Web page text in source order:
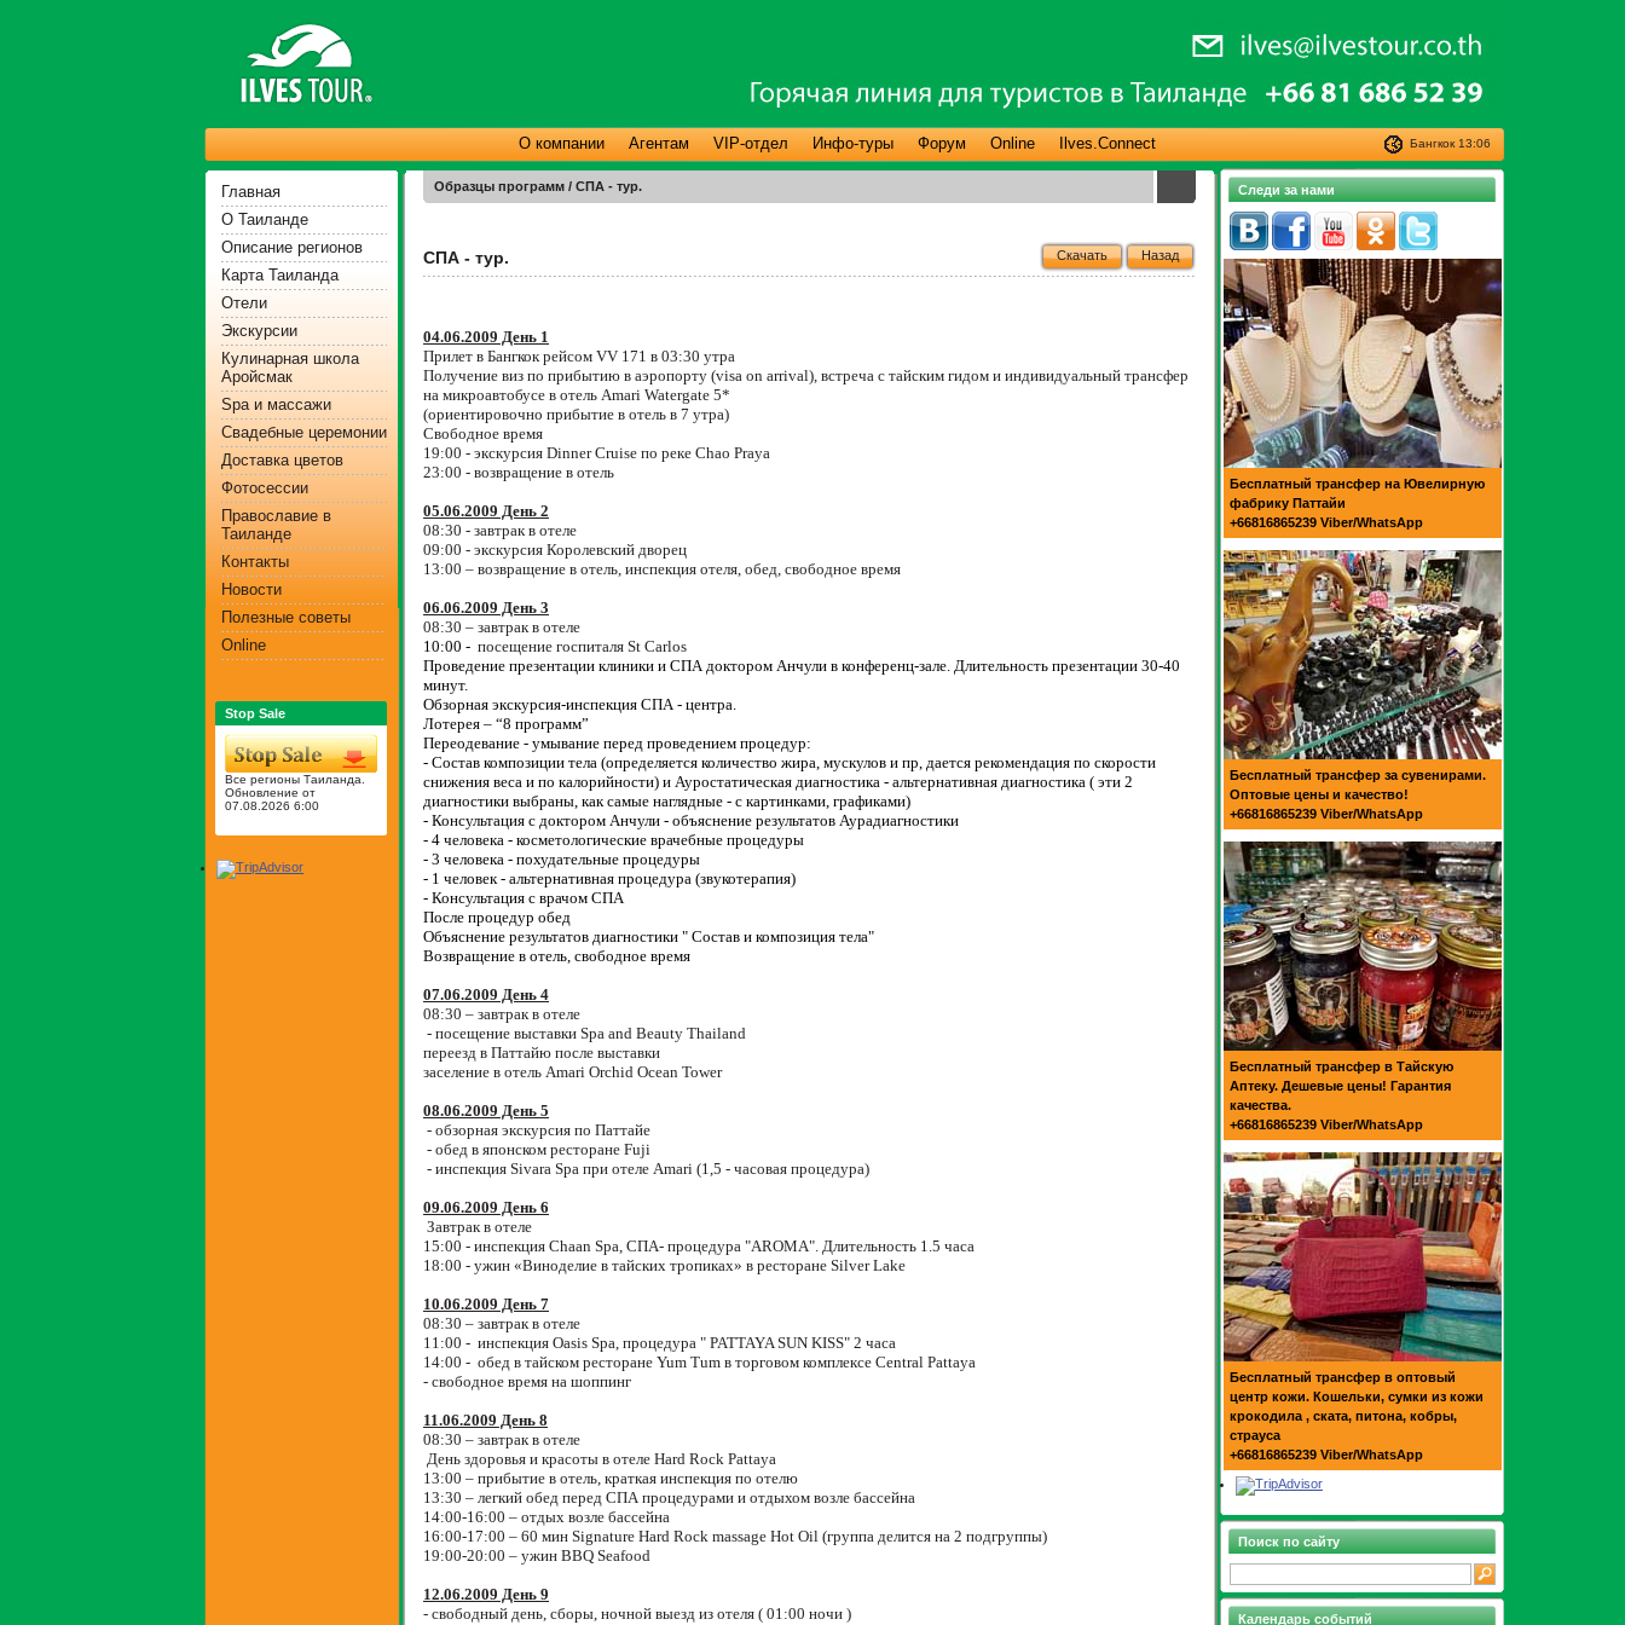
Бангкок 13:06
О компании Агентам VIP-отдел Инфо-туры Форум Online Ilves.Connect
Главная
О Таиланде
Описание регионов
Карта Таиланда
Отели
Экскурсии
Кулинарная школа
Аройсмак
Spa и массажи
Свадебные церемонии
Доставка цветов
Фотосессии
Православие в
Таиланде
Контакты
Новости
Полезные советы
Online
Stop Sale
Все регионы Таиланда.
Обновление от
07.08.2026 6:00
Образцы программ / СПА - тур.
Назад
Скачать
СПА - тур.
04.06.2009 День 1
Прилет в Бангкок рейсом VV 171 в 03:30 утра
Получение виз по прибытию в аэропорту (visa on arrival), встреча с тайским гидом и индивидуальный трансфер
на микроавтобусе в отель Amari Watergate 5*
(ориентировочно прибытие в отель в 7 утра)
Свободное время
19:00 - экскурсия Dinner Cruise по реке Chao Praya
23:00 - возвращение в отель
05.06.2009 День 2
08:30 - завтрак в отеле
09:00 - экскурсия Королевский дворец
13:00 – возвращение в отель, инспекция отеля, обед, свободное время
06.06.2009 День 3
08:30 – завтрак в отеле
10:00 - посещение госпиталя St Carlos
Проведение презентации клиники и СПА доктором Анчули в конференц-зале. Длительность презентации 30-40
минут.
Обзорная экскурсия-инспекция СПА - центра.
Лотерея – “8 программ”
Переодевание - умывание перед проведением процедур:
- Состав композиции тела (определяется количество жира, мускулов и пр, дается рекомендация по скорости
снижения веса и по калорийности) и Ауростатическая диагностика - альтернативная диагностика ( эти 2
диагностики выбраны, как самые наглядные - с картинками, графиками)
- Консультация с доктором Анчули - объяснение результатов Аурадиагностики
- 4 человека - косметологические врачебные процедуры
- 3 человека - похудательные процедуры
- 1 человек - альтернативная процедура (звукотерапия)
- Консультация с врачом СПА
После процедур обед
Объяснение результатов диагностики " Состав и композиция тела"
Возвращение в отель, свободное время
07.06.2009 День 4
08:30 – завтрак в отеле
- посещение выставки Spa and Beauty Thailand
переезд в Паттайю после выставки
заселение в отель Amari Orchid Ocean Tower
08.06.2009 День 5
- обзорная экскурсия по Паттайе
- обед в японском ресторане Fuji
- инспекция Sivara Spa при отеле Amari (1,5 - часовая процедура)
09.06.2009 День 6
Завтрак в отеле
15:00 - инспекция Chaan Spa, СПА- процедура "AROMA". Длительность 1.5 часа
18:00 - ужин «Виноделие в тайских тропиках» в ресторане Silver Lake
10.06.2009 День 7
08:30 – завтрак в отеле
11:00 - инспекция Oasis Spa, процедура " PATTAYA SUN KISS" 2 часа
14:00 - обед в тайском ресторане Yum Tum в торговом комплексе Central Pattaya
- свободное время на шоппинг
11.06.2009 День 8
08:30 – завтрак в отеле
День здоровья и красоты в отеле Hard Rock Pattaya
13:00 – прибытие в отель, краткая инспекция по отелю
13:30 – легкий обед перед СПА процедурами и отдыхом возле бассейна
14:00-16:00 – отдых возле бассейна
16:00-17:00 – 60 мин Signature Hard Rock massage Hot Oil (группа делится на 2 подгруппы)
19:00-20:00 – ужин BBQ Seafood
12.06.2009 День 9
- свободный день, сборы, ночной выезд из отеля ( 01:00 ночи )
Следи за нами
Бесплатный трансфер на Ювелирную
фабрику Паттайи
+66816865239 Viber/WhatsApp
Бесплатный трансфер за сувенирами.
Оптовые цены и качество!
+66816865239 Viber/WhatsApp
Бесплатный трансфер в Тайскую
Аптеку. Дешевые цены! Гарантия
качества.
+66816865239 Viber/WhatsApp
Бесплатный трансфер в оптовый
центр кожи. Кошельки, сумки из кожи
крокодила , ската, питона, кобры,
страуса
+66816865239 Viber/WhatsApp
Поиск по сайту
Календарь событий